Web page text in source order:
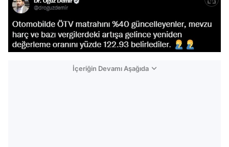
İçeriğin Devamı Aşağıda